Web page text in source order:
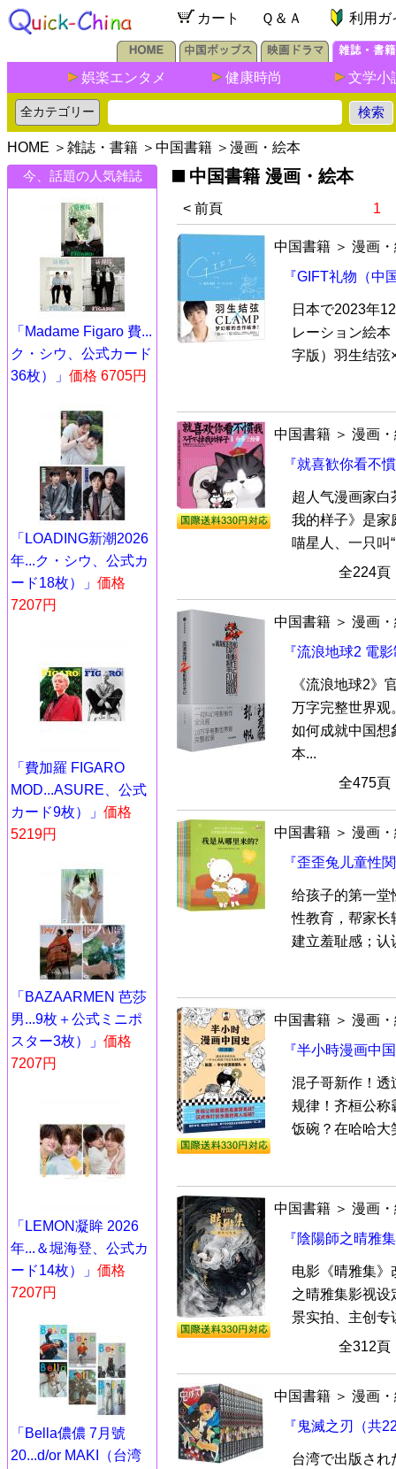
カート Ｑ＆Ａ 利用ガ
娯楽エンタメ 健康時尚 文学小
HOME ＞ 雑誌・書籍 ＞ 中国書籍 ＞ 漫画・絵本
今、話題の人気雑誌
「Madame Figaro 費...
ク・シウ、公式カード
36枚）」 価格 6705円
「LOADING新潮2026
年...ク・シウ、公式カ
ード18枚）」 価格
7207円
「費加羅 FIGARO
MOD...ASURE、公式
カード9枚）」 価格
5219円
「BAZAARMEN 芭莎
男...9枚＋公式ミニポ
スター3枚）」 価格
7207円
「LEMON凝眸 2026
年...＆堀海登、公式カ
ード14枚）」 価格
7207円
「Bella儂儂 7月號
20...d/or MAKI（台湾
中国書籍 漫画・絵本
< 前頁 1
中国書籍 ＞ 漫画
『GIFT礼物（中
日本で2023年
レーション絵
字版）羽生结弦
中国書籍 ＞ 漫画
『就喜歓你看不
超人气漫画家白
我的样子》是家
喵星人、一只叫
全224
中国書籍 ＞ 漫画
『流浪地球2 電
《流浪地球2》
万字完整世界观
如何成就中国想
本...
全475
中国書籍 ＞ 漫画
『歪歪兔儿童性
给孩子的第一堂
性教育，帮家长
建立羞耻感；认
中国書籍 ＞ 漫画
『半小時漫画中
混子哥新作！透
规律！齐桓公称
饭碗？在哈哈大
中国書籍 ＞ 漫画
『陰陽師之晴雅
电影《晴雅集》
之晴雅集影视设
景实拍、主创专
全312
中国書籍 ＞ 漫画
『鬼滅之刃（共
台湾で出版され